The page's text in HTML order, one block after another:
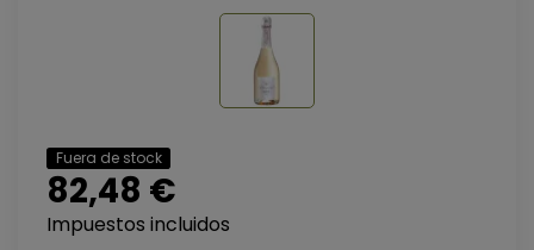
Fuera de stock
82,48 €
Impuestos incluidos